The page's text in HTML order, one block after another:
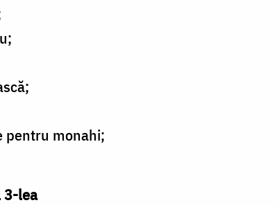
pentru monahi;
3-lea